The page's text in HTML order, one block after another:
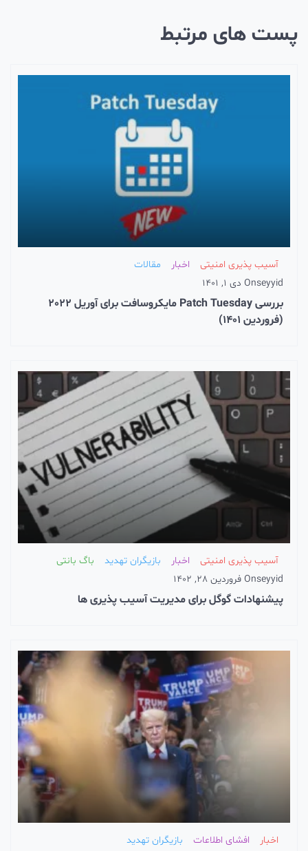
های مرتبط
آسیب پذیری امنیتی اخبار
مقالات
seyyid
On دی 1, 1401
بررسی Patch Tuesday مایکروسافت برای آوریل 2022
(فروردین 1401)
آسیب پذیری امنیتی اخبار بازیگران تهدید
باگ بانتی
seyyid
On فروردین 28, 1402
پیشنهادات گوگل برای مدیریت آسیب پذیری ها
افشای اطلاعات
بازیگران تهدید